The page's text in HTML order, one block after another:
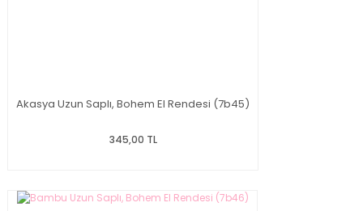
Akasya Uzun Saplı, Bohem El Rendesi (7b45)
345,00 TL